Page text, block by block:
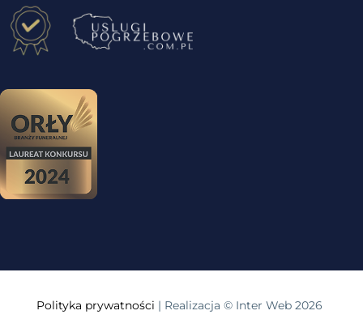
Polityka prywatności | Realizacja © Inter Web 2026